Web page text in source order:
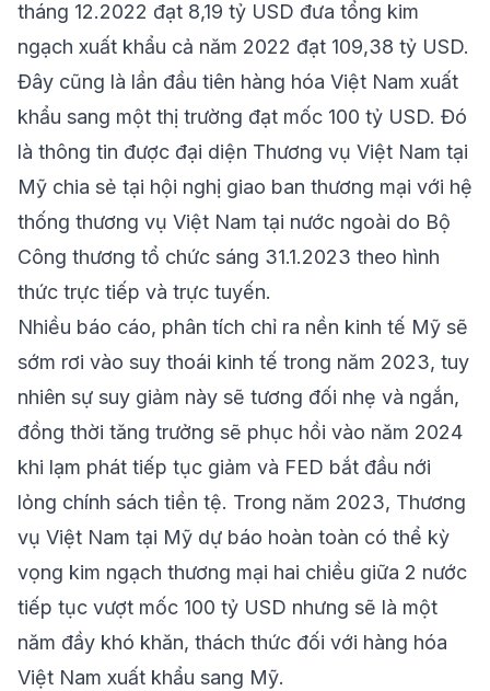
tháng 12.2022 đạt 8,19 tỷ USD đưa tổng kim
ngạch xuất khẩu cả năm 2022 đạt 109,38 tỷ USD.
Đây cũng là lần đầu tiên hàng hóa Việt Nam xuất
khẩu sang một thị trường đạt mốc 100 tỷ USD. Đó
là thông tin được đại diện Thương vụ Việt Nam tại
Mỹ chia sẻ tại hội nghị giao ban thương mại với hệ
thống thương vụ Việt Nam tại nước ngoài do Bộ
Công thương tổ chức sáng 31.1.2023 theo hình
thức trực tiếp và trực tuyến.
Nhiều báo cáo, phân tích chỉ ra nền kinh tế Mỹ sẽ
sớm rơi vào suy thoái kinh tế trong năm 2023, tuy
nhiên sự suy giảm này sẽ tương đối nhẹ và ngắn,
đồng thời tăng trưởng sẽ phục hồi vào năm 2024
khi lạm phát tiếp tục giảm và FED bắt đầu nới
lỏng chính sách tiền tệ. Trong năm 2023, Thương
vụ Việt Nam tại Mỹ dự báo hoàn toàn có thể kỳ
vọng kim ngạch thương mại hai chiều giữa 2 nước
tiếp tục vượt mốc 100 tỷ USD nhưng sẽ là một
năm đầy khó khăn, thách thức đối với hàng hóa
Việt Nam xuất khẩu sang Mỹ.